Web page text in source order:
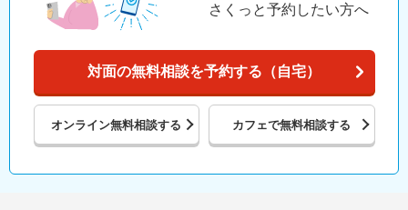
さくっと予約したい方へ
対面の無料相談を予約する（自宅）
オンライン無料相談する カフェで無料相談する